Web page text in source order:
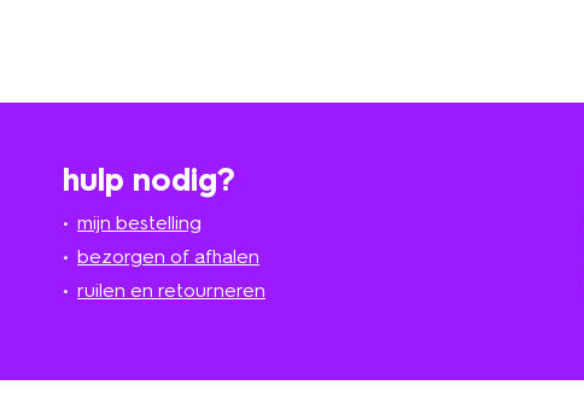
hulp nodig?
mijn bestelling
bezorgen of afhalen
ruilen en retourneren